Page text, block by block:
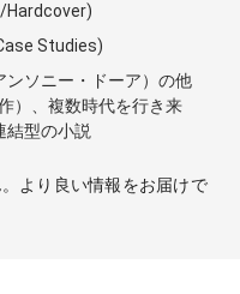
Hardcover)
Studies)
ソニー・ドーア）の他
）、複数時代を行き来
結型の小説
より良い情報をお届けで